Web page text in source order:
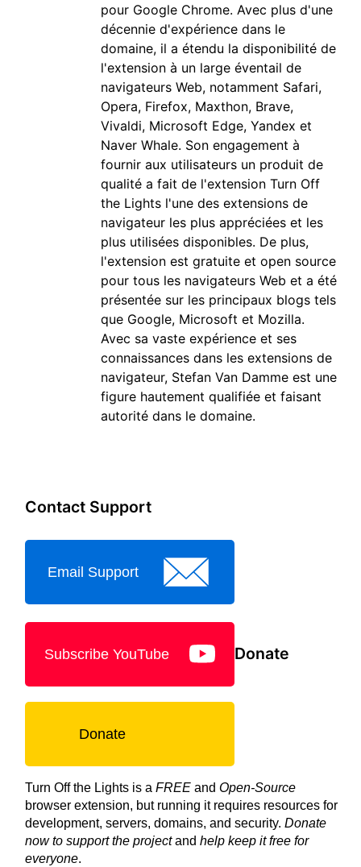
pour Google Chrome. Avec plus d'une
décennie d'expérience dans le
domaine, il a étendu la disponibilité de
l'extension à un large éventail de
navigateurs Web, notamment Safari,
Opera, Firefox, Maxthon, Brave,
Vivaldi, Microsoft Edge, Yandex et
Naver Whale. Son engagement à
fournir aux utilisateurs un produit de
qualité a fait de l'extension Turn Off
the Lights l'une des extensions de
navigateur les plus appréciées et les
plus utilisées disponibles. De plus,
l'extension est gratuite et open source
pour tous les navigateurs Web et a été
présentée sur les principaux blogs tels
que Google, Microsoft et Mozilla.
Avec sa vaste expérience et ses
connaissances dans les extensions de
navigateur, Stefan Van Damme est une
figure hautement qualifiée et faisant
autorité dans le domaine.
Contact Support
Email Support
Subscribe YouTube Donate
Donate
Turn Off the Lights is a FREE and Open-Source
browser extension, but running it requires resources for
development, servers, domains, and security. Donate
now to support the projectand help keep it free for
everyone.